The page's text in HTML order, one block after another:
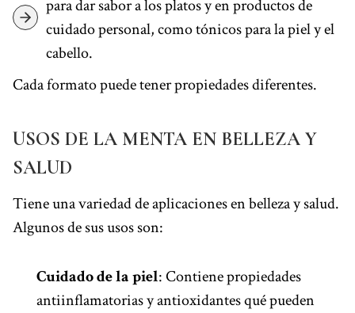
para dar sabor a los platos y en productos de
cuidado personal, como tónicos para la piel y el
cabello.
Cada formato puede tener propiedades diferentes.
USOS DE LA MENTA EN BELLEZA Y
SALUD
Tiene una variedad de aplicaciones en belleza y salud.
Algunos de sus usos son:
Cuidado de la piel: Contiene propiedades
antiinflamatorias y antioxidantes qué pueden